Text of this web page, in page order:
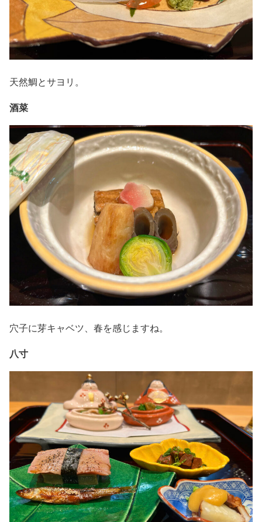
天然鯛とサヨリ。
酒菜
穴子に芽キャベツ、春を感じますね。
八寸